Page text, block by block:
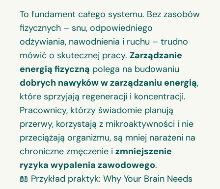
To fundament całego systemu. Bez zasobów
fizycznych – snu, odpowiedniego
odżywiania, nawodnienia i ruchu – trudno
mówić o skutecznej pracy. Zarządzanie
energią fizyczną polega na budowaniu
dobrych nawyków w zarządzaniu energią,
które sprzyjają regeneracji i koncentracji.
Pracownicy, którzy świadomie planują
przerwy, korzystają z mikroaktywności i nie
przeciążają organizmu, są mniej narażeni na
chroniczne zmęczenie i zmniejszenie
ryzyka wypalenia zawodowego.
📖 Przykład praktyk: Why Your Brain Needs